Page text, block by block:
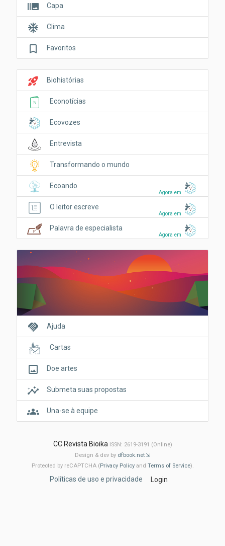
burst_mode Capa
ac_unit Clima
bookmark_border Favoritos
rocket_launch Biohistórias
Econotícias
Ecovozes
Entrevista
Transformando o mundo
Agora em
Ecoando
Agora em
O leitor escreve
Agora em
Palavra de especialista
handshake Ajuda
Cartas
crop_original Doe artes
insights Submeta suas propostas
groups Una-se à equipe
CC Revista Bioika ISSN: 2619-3191 (Online)
Design & dev by dfbook.net
Protected by reCAPTCHA (Privacy Policyand Terms of Service).
Políticas de uso e privacidade Login